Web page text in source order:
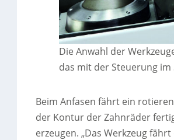
Die Anwahl der
das mit der Steuerung
Beim Anfasen fährt ein
der Kontur der Zahnräder
erzeugen. „Das Werkzeug